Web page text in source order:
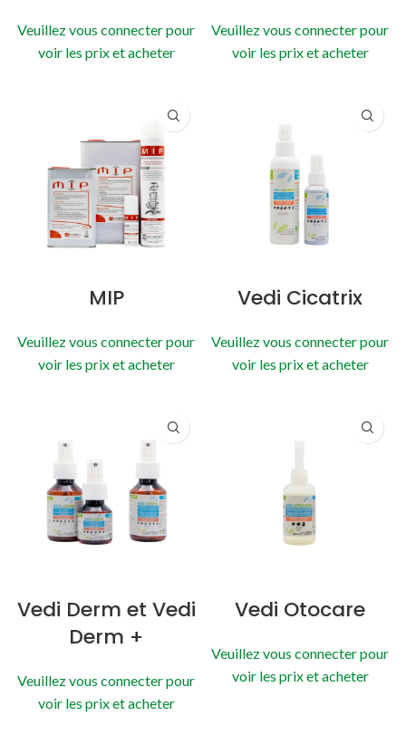
Veuillez vous connecter pour
voir les prix et acheter
Veuillez vous connecter pour
voir les prix et acheter
MIP
Veuillez vous connecter pour
voir les prix et acheter
Vedi Cicatrix
Veuillez vous connecter pour
voir les prix et acheter
Vedi Derm et Vedi
Derm +
Veuillez vous connecter pour
voir les prix et acheter
Vedi Otocare
Veuillez vous connecter pour
voir les prix et acheter